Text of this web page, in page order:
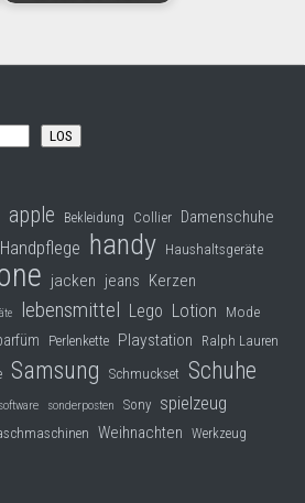
LOS
apple Bekleidung Collier Damenschuhe
Handpflege handy Haushaltsgeräte
jacken jeans Kerzen
lebensmittel Lego Lotion Mode
Perlenkette Playstation Ralph Lauren
Samsung Schmuckset Schuhe
software sonderposten Sony spielzeug
Weihnachten Werkzeug